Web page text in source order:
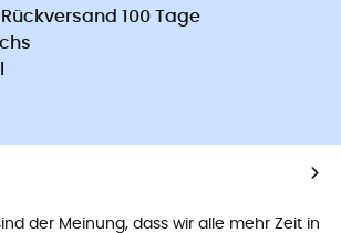
100 Tage
der Meinung, dass wir alle mehr Zeit in